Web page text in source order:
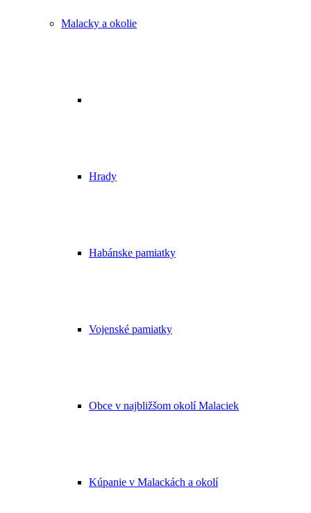
Malacky a okolie
Hrady
Habánske pamiatky
Vojenské pamiatky
Obce v najbližšom okolí Malaciek
Kúpanie v Malackách a okolí